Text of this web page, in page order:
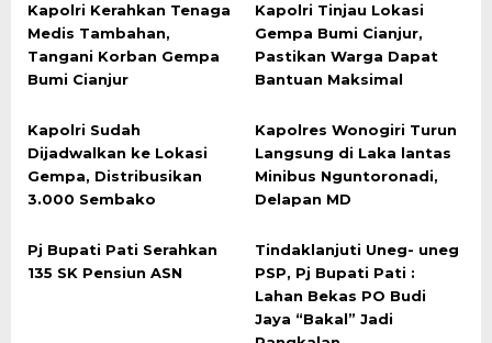
Kapolri Kerahkan Tenaga
Medis Tambahan,
Tangani Korban Gempa
Bumi Cianjur
Kapolri Tinjau Lokasi
Gempa Bumi Cianjur,
Pastikan Warga Dapat
Bantuan Maksimal
Kapolri Sudah
Dijadwalkan ke Lokasi
Gempa, Distribusikan
3.000 Sembako
Kapolres Wonogiri Turun
Langsung di Laka lantas
Minibus Nguntoronadi,
Delapan MD
Pj Bupati Pati Serahkan
135 SK Pensiun ASN
Tindaklanjuti Uneg- uneg
PSP, Pj Bupati Pati :
Lahan Bekas PO Budi
Jaya “Bakal” Jadi